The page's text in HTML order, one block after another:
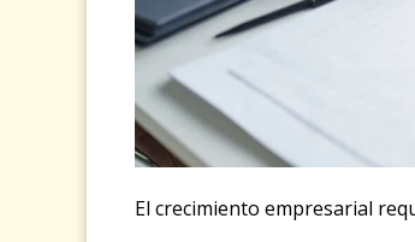
El crecimiento empresarial